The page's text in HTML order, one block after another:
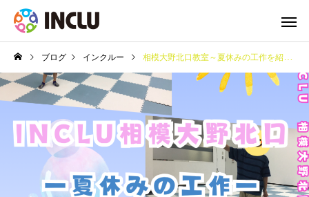
ブログ インクルー 相模大野北口教室～夏休みの工作を紹介します！～